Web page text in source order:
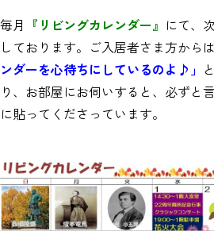
毎月 『リビングカレンダー』 にて、
しております。ご入居者さま方からは
ンダーを心待ちにしているのよ ♪」
り、お部屋にお伺いすると、必ずと
に貼ってくださっています。